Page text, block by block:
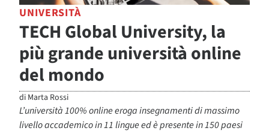
UNIVERSITÀ
TECH Global University, la
più grande università online
del mondo
di Marta Rossi
L’università 100% online eroga insegnamenti di massimo
livello accademico in 11 lingue ed è presente in 150 paesi